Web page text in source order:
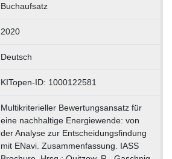
Buchaufsatz
2020
Deutsch
KITopen-ID: 1000122581
Multikriterieller Bewertungsansatz für
eine nachhaltige Energiewende: von
der Analyse zur Entscheidungsfindung
mit ENavi. Zusammenfassung. IASS